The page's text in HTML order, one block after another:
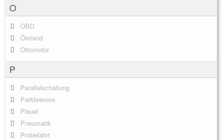
O
OBD
Ölstand
Ottomotor
P
Parallelschaltung
Parkbremse
Pleuel
Pneumatik
Probefahrt